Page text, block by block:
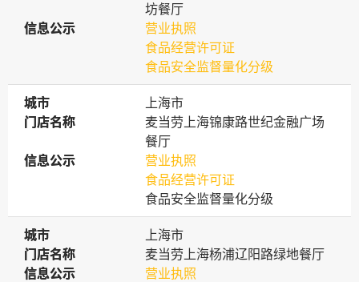
坊餐厅
信息公示
信息公示
营业执照
食品经营许可证
食品安全监督量化分级
城市
城市
上海市
门店名称
门店名称
麦当劳上海锦康路世纪金融广场
餐厅
信息公示
信息公示
营业执照
食品经营许可证
食品安全监督量化分级
城市
城市
上海市
门店名称
门店名称
麦当劳上海杨浦辽阳路绿地餐厅
信息公示
信息公示
营业执照